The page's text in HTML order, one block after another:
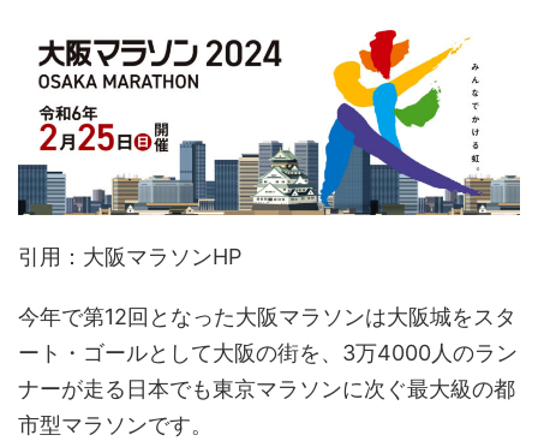
引用：大阪マラソンHP
今年で第12回となった大阪マラソンは大阪城をスタ
ート・ゴールとして大阪の街を、3万4000人のラン
ナーが走る日本でも東京マラソンに次ぐ最大級の都
市型マラソンです。